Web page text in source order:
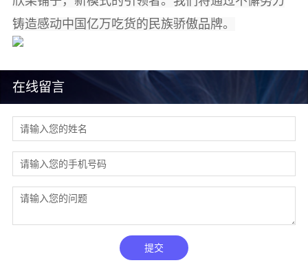
在线留言
提交
铸造感动中国亿万吃货的民族骄傲品牌。